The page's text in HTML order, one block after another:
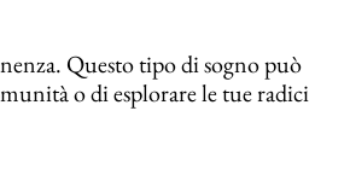
Questo tipo di sogno può
o di esplorare le tue radici